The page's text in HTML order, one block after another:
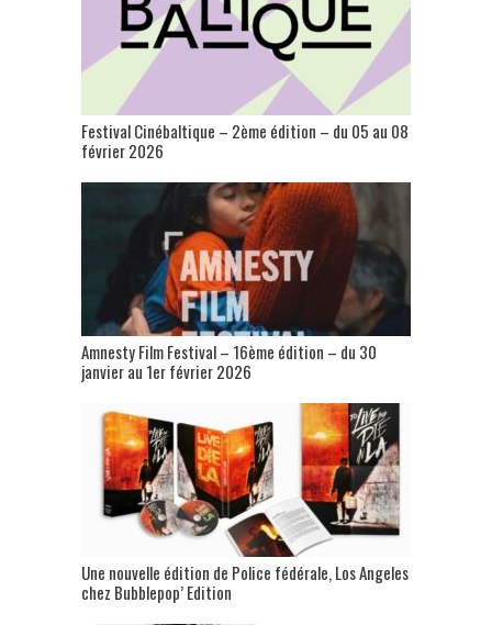
Festival Cinébaltique – 2ème édition – du 05 au 08
février 2026
Amnesty Film Festival – 16ème édition – du 30
janvier au 1er février 2026
Une nouvelle édition de Police fédérale, Los Angeles
chez Bubblepop’ Edition